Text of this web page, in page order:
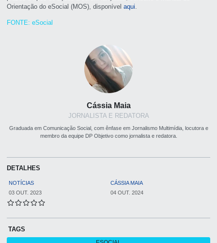
Cássia Maia
JORNALISTA E REDATORA
Graduada em Comunicação Social, com ênfase em Jornalismo Multimídia, locutora e
membro da equipe DP Objetivo como jornalista e redatora.
DETALHES
NOTÍCIAS
CÁSSIA MAIA
03 OUT. 2023
04 OUT. 2024
TAGS
Orientação do eSocial (MOS), disponívelaqui
FONTE: eSocial